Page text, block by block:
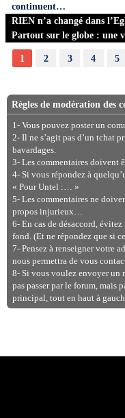
continuent…
RIEN n’a changé dans
Partout sur le globe : une
1 2 3 4 5
Règles de modération des
1- Vous pouvez poster un
2- Il ne s’agit pas d’un tchat
bavardages.
3- Les commentaires doivent
4- Si vous répondez à
« Pour Untel :… »
5- Les commentaires ne
propos injurieux…
6- En cas de désaccord,
fond. (Et ne répondez que si
7- Pensez à renseigner votre
nous permettra de vous
8- Si vous voulez envoyer un
pas passer par le forum, mais
principal, tout en haut à